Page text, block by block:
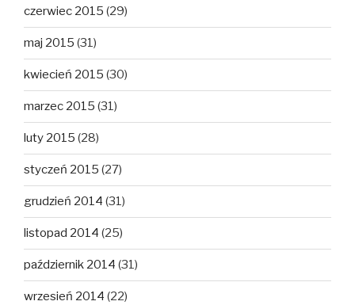
czerwiec 2015 (29)
maj 2015 (31)
kwiecień 2015 (30)
marzec 2015 (31)
luty 2015 (28)
styczeń 2015 (27)
grudzień 2014 (31)
listopad 2014 (25)
październik 2014 (31)
wrzesień 2014 (22)